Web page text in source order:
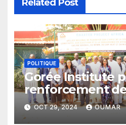
Related Post
POLITIQUE
Gorée Institute
renforcement
collaboration
la CEDEAO en
OCT 29, 2024 OUMAR